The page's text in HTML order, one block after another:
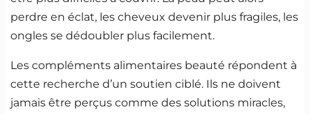
perdre en éclat, les cheveux devenir plus fragiles, les
ongles se dédoubler plus facilement.
Les compléments alimentaires beauté répondent à
cette recherche d’un soutien ciblé. Ils ne doivent
jamais être perçus comme des solutions miracles,